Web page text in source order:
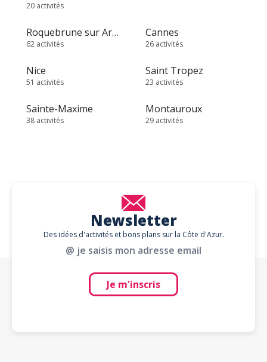
20 activités
Roquebrune sur Argens
62 activités
Cannes
26 activités
Nice
51 activités
Saint Tropez
23 activités
Sainte-Maxime
38 activités
Montauroux
29 activités
Newsletter
Des idées d'activités et bons plans sur la Côte d'Azur.
@ je saisis mon adresse email
Je m'inscris